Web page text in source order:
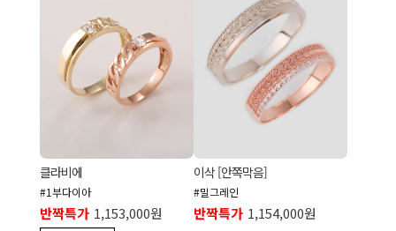
클라비에
#1부다이아
반짝특가 1,153,000원
이삭 [안쪽막음]
#밀그레인
반짝특가 1,154,000원